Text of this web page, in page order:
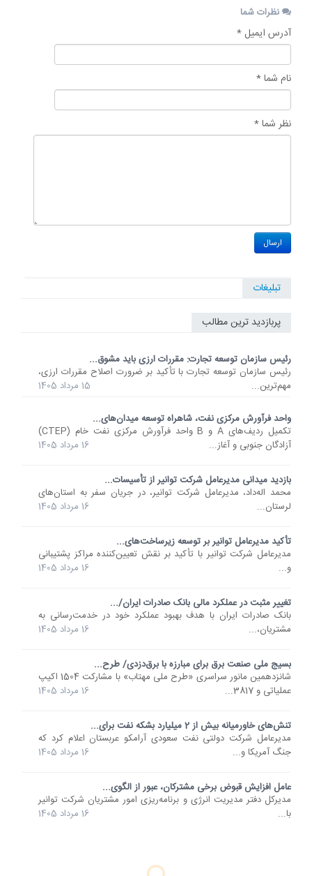
نظرات شما
آدرس ایمیل *
نام شما *
نظر شما *
تبلیغات
پربازدید ترین مطالب
رئیس سازمان توسعه تجارت: مقررات ارزی باید مشوق...
رئیس سازمان توسعه تجارت با تأکید بر ضرورت اصلاح مقررات ارزی،
مهم‌ترین...
15 مرداد 1405
واحد فرآورش مرکزی نفت، شاهراه توسعه میدان‌های...
تکمیل ردیف‌های A و B واحد فرآورش مرکزی نفت خام (CTEP)
آزادگان جنوبی و آغاز...
16 مرداد 1405
بازدید میدانی مدیرعامل شرکت توانیر از تأسیسات...
محمد اله‌داد، مدیرعامل شرکت توانیر، در جریان سفر به استان‌های
لرستان...
16 مرداد 1405
تأکید مدیرعامل توانیر بر توسعه زیرساخت‌های...
مدیرعامل شرکت توانیر با تأکید بر نقش تعیین‌کننده مراکز پشتیبانی
و...
16 مرداد 1405
تغییر مثبت در عملکرد مالی بانک صادرات ایران/...
​بانک صادرات ایران با هدف بهبود عملکرد خود در خدمت‌رسانی به
مشتریان،...
16 مرداد 1405
بسیج ملی صنعت برق برای مبارزه با برق‌دزدی/ طرح...
شانزدهمین مانور سراسری «طرح ملی مهتاب» با مشارکت 1504 اکیپ
عملیاتی و 3817...
16 مرداد 1405
تنش‌های خاورمیانه بیش از 2 میلیارد بشکه نفت برای...
مدیرعامل شرکت دولتی نفت سعودی آرامکو عربستان اعلام کرد که
جنگ آمریکا و...
16 مرداد 1405
عامل افزایش قبوض برخی مشترکان، عبور از الگوی...
مدیرکل دفتر مدیریت انرژی و برنامه‌ریزی امور مشتریان شرکت توانیر
با...
16 مرداد 1405